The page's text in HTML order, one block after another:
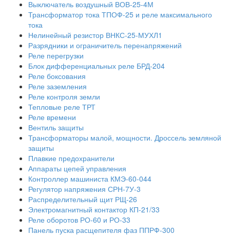
Выключатель воздушный ВОВ-25-4М
Трансформатор тока ТПОФ-25 и реле максимального
тока
Нелинейный резистор ВНКС-25-МУХЛ1
Разрядники и ограничитель перенапряжений
Реле перегрузки
Блок дифференциальных реле БРД-204
Реле боксования
Реле заземления
Реле контроля земли
Тепловые реле ТРТ
Реле времени
Вентиль защиты
Трансформаторы малой, мощности. Дроссель земляной
защиты
Плавкие предохранители
Аппараты цепей управления
Контроллер машиниста КМЭ-60-044
Регулятор напряжения СРН-7У-3
Распределительный щит РЩ-26
Электромагнитный контактор КП-21/33
Реле оборотов РО-60 и РО-33
Панель пуска расщепителя фаз ППРФ-300